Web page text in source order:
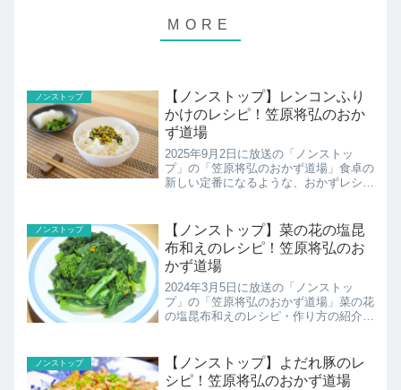
ノンストップ
【ノンストップ】レンコンふり
かけのレシピ！笠原将弘のおか
ず道場
2025年9月2日に放送の「ノンストッ
プ」の「笠原将弘のおかず道場」食卓の
新しい定番になるような、おかずレシピ
見。レンコンふりかけのレシピ・作り方
の紹介です！
ノンストップ
【ノンストップ】菜の花の塩昆
布和えのレシピ！笠原将弘のお
かず道場
2024年3月5日に放送の「ノンストッ
プ」の「笠原将弘のおかず道場」菜の花
の塩昆布和えのレシピ・作り方の紹介で
ノンストップ
【ノンストップ】よだれ豚のレ
シピ！笠原将弘のおかず道場